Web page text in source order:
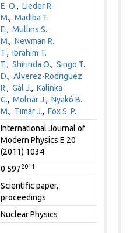
E. O.,Lieder R.
M.,Madiba T.
E.,Mullins S.
M.,Newman R.
T.,Ibrahim T.
T.,Shirinda O.,Singo T.
D.,Alverez-Rodriguez
R.,Gál J.,Kalinka
G.,Molnár J.,Nyakó B.
M., Timár J.,Fox S. P.
International Journal of
Modern Physics E 20
(2011) 1034
0.5972011
Scientific paper,
proceedings
Nuclear Physics